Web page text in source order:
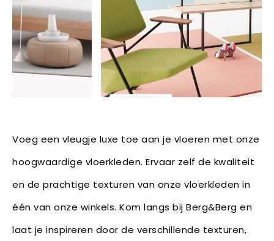
Voeg een vleugje luxe toe aan je vloeren met onze
hoogwaardige vloerkleden. Ervaar zelf de kwaliteit
en de prachtige texturen van onze vloerkleden in
één van onze winkels. Kom langs bij Berg&Berg en
laat je inspireren door de verschillende texturen,